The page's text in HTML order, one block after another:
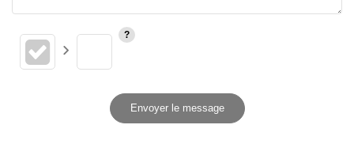
Envoyer le message